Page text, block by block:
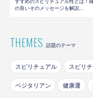
すずめのスピリチュアル性とは！
の良いそのメッセージを解説...
THEMES 話題のテーマ
スピリチュアル スピリ
ベジタリアン 健康運